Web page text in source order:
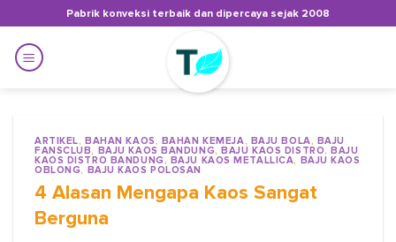
to
content
Pabrik konveksi terbaik dan dipercaya sejak 2008
ARTIKEL,BAHAN KAOS, BAHAN KEMEJA, BAJU BOLA, BAJU
FANSCLUB, BAJU KAOS BANDUNG,BAJU KAOS DISTRO,BAJU
KAOS DISTRO BANDUNG, BAJU KAOS METALLICA, BAJU KAOS
OBLONG, BAJU KAOS POLOSAN
4 Alasan Mengapa Kaos Sangat
Berguna